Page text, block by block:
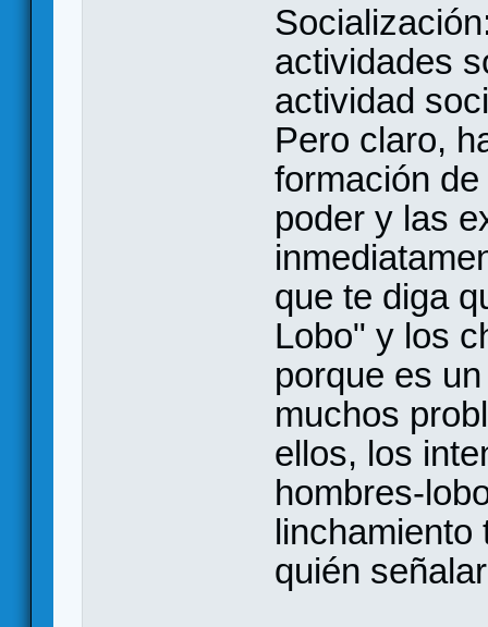
actividades
actividad
Pero claro,
formación
poder y las
que te diga
Lobo" y los
porque es
muchos
ellos, los
hombres-
linchamiento
quién